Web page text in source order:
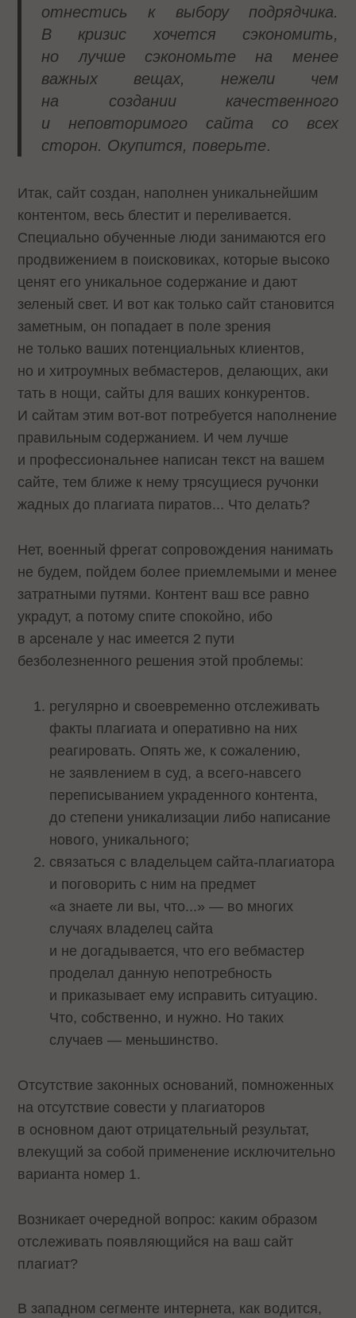
отнестись к выбору подрядчика.
В кризис хочется сэкономить,
но лучше сэкономьте на менее
важных вещах, нежели чем
на создании качественного
и неповторимого сайта со всех
сторон. Окупится, поверьте.
Итак, сайт создан, наполнен уникальнейшим
контентом, весь блестит и переливается.
Специально обученные люди занимаются его
продвижением в поисковиках, которые высоко
ценят его уникальное содержание и дают
зеленый свет. И вот как только сайт становится
заметным, он попадает в поле зрения
не только ваших потенциальных клиентов,
но и хитроумных вебмастеров, делающих, аки
тать в нощи, сайты для ваших конкурентов.
И сайтам этим вот-вот потребуется наполнение
правильным содержанием. И чем лучше
и профессиональнее написан текст на вашем
сайте, тем ближе к нему трясущиеся ручонки
жадных до плагиата пиратов... Что делать?
Нет, военный фрегат сопровождения нанимать
не будем, пойдем более приемлемыми и менее
затратными путями. Контент ваш все равно
украдут, а потому спите спокойно, ибо
в арсенале у нас имеется 2 пути
безболезненного решения этой проблемы:
регулярно и своевременно отслеживать
факты плагиата и оперативно на них
реагировать. Опять же, к сожалению,
не заявлением в суд, а всего-навсего
переписыванием украденного контента,
до степени уникализации либо написание
нового, уникального;
связаться с владельцем сайта-плагиатора
и поговорить с ним на предмет
«а знаете ли вы, что...» — во многих
случаях владелец сайта
и не догадывается, что его вебмастер
проделал данную непотребность
и приказывает ему исправить ситуацию.
Что, собственно, и нужно. Но таких
случаев — меньшинство.
Отсутствие законных оснований, помноженных
на отсутствие совести у плагиаторов
в основном дают отрицательный результат,
влекущий за собой применение исключительно
варианта номер 1.
Возникает очередной вопрос: каким образом
отслеживать появляющийся на ваш сайт
плагиат?
В западном сегменте интернета, как водится,